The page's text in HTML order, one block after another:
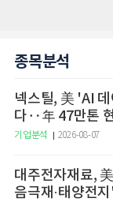
종목분석
넥스틸, 美 'AI
다‥年 47만톤
기업분석 2026-08-07
대주전자재료,
음극재·태양전